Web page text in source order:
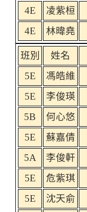
4E
凌紫桓
4E
林暐堯
班別 姓名
5E
馮皓維
5E
李俊瑛
5B
何心悠
5E
蘇嘉倩
5A
李俊軒
5E
危紫琪
5E
沈天俞